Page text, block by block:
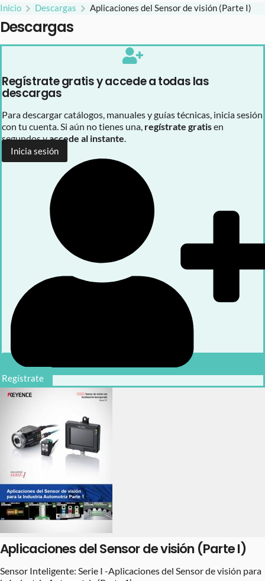
Inicio Descargas Aplicaciones del Sensor de visión (Parte I)
Descargas
Regístrate gratis y accede a todas las
descargas
Para descargar catálogos, manuales y guías técnicas, inicia sesión
con tu cuenta. Si aún no tienes una, regístrate gratisen
segundos yaccede al instante.
Inicia sesión
Regístrate
Aplicaciones del Sensor de visión (Parte I)
Sensor Inteligente: Serie I -Aplicaciones del Sensor de visión para